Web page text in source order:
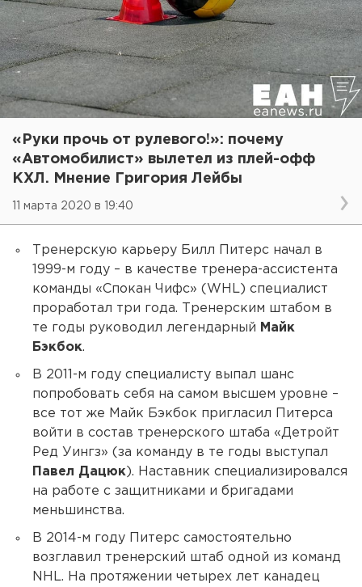
«Руки прочь от рулевого!»: почему
«Автомобилист» вылетел из плей-офф
КХЛ. Мнение Григория Лейбы
11 марта 2020 в 19:40
Тренерскую карьеру Билл Питерс начал в
1999-м году – в качестве тренера-ассистента
команды «Спокан Чифс» (WHL) специалист
проработал три года. Тренерским штабом в
те годы руководил легендарный Майк
Бэкбок.
В 2011-м году специалисту выпал шанс
попробовать себя на самом высшем уровне –
все тот же Майк Бэкбок пригласил Питерса
войти в состав тренерского штаба «Детройт
Ред Уингз» (за команду в те годы выступал
Павел Дацюк ). Наставник специализировался
на работе с защитниками и бригадами
меньшинства.
В 2014-м году Питерс самостоятельно
возглавил тренерский штаб одной из команд
NHL. На протяжении четырех лет канадец